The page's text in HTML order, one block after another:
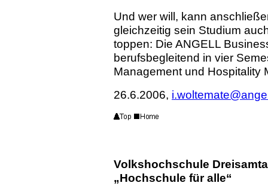
Und wer will, kann
gleichzeitig sein Studium
toppen: Die ANGELL
berufsbegleitend in vier
Management und Hospitality
26.6.2006,
Volkshochschule
„Hochschule für alle“